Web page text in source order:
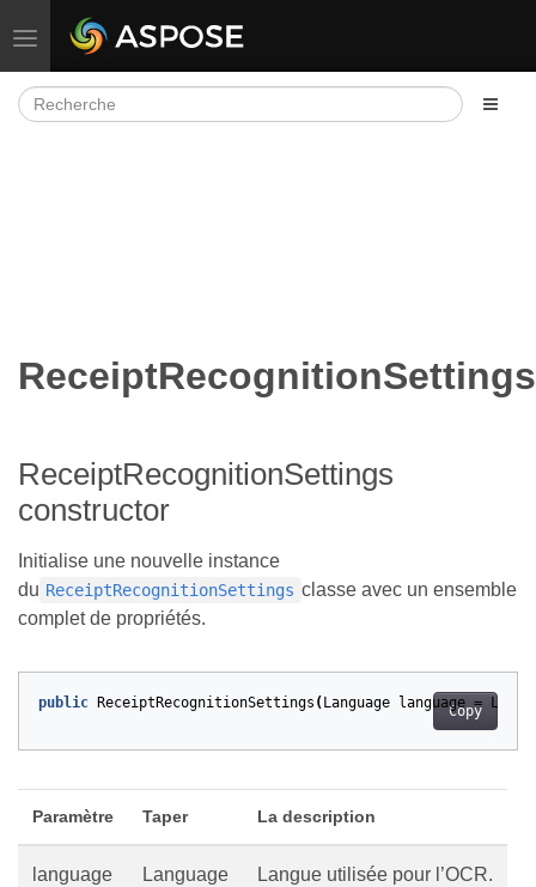
Basculer la navigation
ReceiptRecognitionSettings
constructor
Initialise une nouvelle instance
du ReceiptRecognitionSettings classe avec un ensemble
complet de propriétés.
Copy
public ReceiptRecognitionSettings ( Language language =
Paramètre Taper La description
language Language Langue utilisée pour l’OCR.